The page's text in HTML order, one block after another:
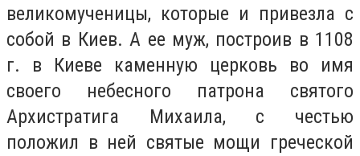
великомученицы, которые и привезла с
собой в Киев. А ее муж, построив в 1108
г. в Киеве каменную церковь во имя
своего небесного патрона святого
Архистратига Михаила, с честью
положил в ней святые мощи греческой